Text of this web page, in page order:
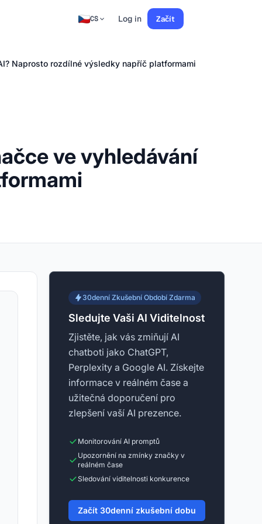
CS Log in Začít
Naprosto rozdílné výsledky napříč platformami
ve vyhledávání
30denní Zkušební Období Zdarma
Sledujte Vaši AI Viditelnost
Zjistěte, jak vás zmiňují AI
chatboti jako ChatGPT,
Perplexity a Google AI. Získejte
informace v reálném čase a
užitečná doporučení pro
zlepšení vaší AI prezence.
Monitorování AI promptů
Upozornění na zmínky značky v
reálném čase
Sledování viditelnosti konkurence
Začít 30denní zkušební dobu